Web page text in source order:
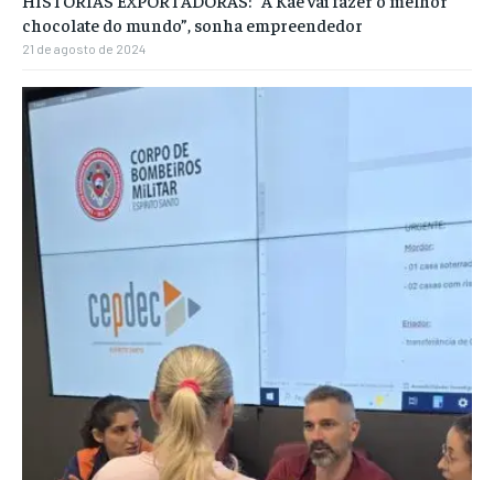
chocolate do mundo”, sonha empreendedor
21 de agosto de 2024